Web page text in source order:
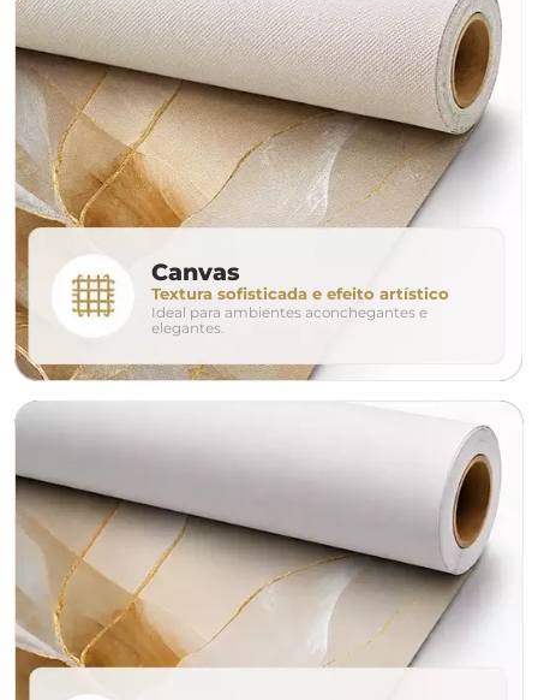
largura aproximada
160cm 200cm
280cm 320cm
conjunto
avulso duo
o tamanho ideal para o seu ambiente é
Canvas
Textura sofisticada e efeito artístico
Ideal para ambientes aconchegantes e
elegantes.